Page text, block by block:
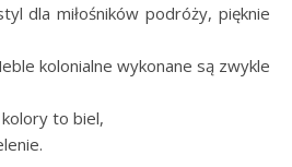
dla miłośników podróży, pięknie
kolonialne wykonane są zwykle
to biel,